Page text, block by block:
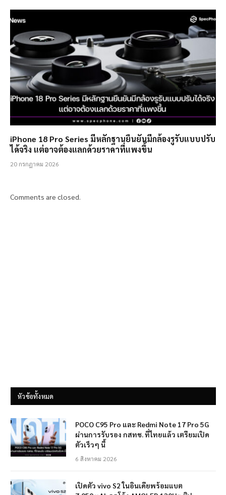
iPhone 18 Pro Series มีหลักฐานยืนยันมีกล้องรูรับแบบปรับ
ได้จริง แต่อาจต้องแลกด้วยราคาที่แพงขึ้น
20 กรกฎาคม 2026
Comments are closed.
หัวข้อทั้งหมด
POCO C95 Pro และ Redmi Note 17 Pro 5G
ผ่านการรับรอง กสทช. ที่ไทยแล้ว เตรียมเปิด
ตัวเร็วๆ นี้
6 สิงหาคม 2026
เปิดตัว vivo S2 ในอินเดียพร้อมแบต